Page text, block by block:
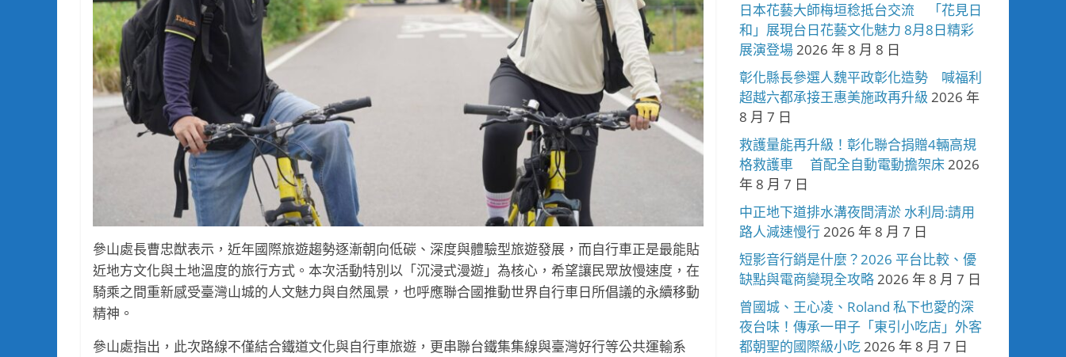
參山處長曹忠猷表示，近年國際旅遊趨勢逐漸朝向低碳、深度與體驗型旅遊發展，而自行車正是最能貼
近地方文化與土地溫度的旅行方式。本次活動特別以「沉浸式漫遊」為核心，希望讓民眾放慢速度，在
騎乘之間重新感受臺灣山城的人文魅力與自然風景，也呼應聯合國推動世界自行車日所倡議的永續移動
精神。
參山處指出，此次路線不僅結合鐵道文化與自行車旅遊，更串聯台鐵集集線與臺灣好行等公共運輸系
日本花藝大師梅垣稔抵台交流 「花見日
和」展現台日花藝文化魅力 8月8日精彩
展演登場2026 年 8 月 8 日
彰化縣長參選人魏平政彰化造勢 喊福利
超越六都承接王惠美施政再升級 2026 年
8 月 7 日
救護量能再升級！彰化聯合捐贈4輛高規
格救護車 首配全自動電動擔架床2026
年 8 月 7 日
中正地下道排水溝夜間清淤 水利局:請用
路人減速慢行2026 年 8 月 7 日
短影音行銷是什麼？2026 平台比較、優
缺點與電商變現全攻略2026 年 8 月 7 日
曾國城、王心凌、Roland 私下也愛的深
夜台味！傳承一甲子「東引小吃店」外客
都朝聖的國際級小吃2026 年 8 月 7 日